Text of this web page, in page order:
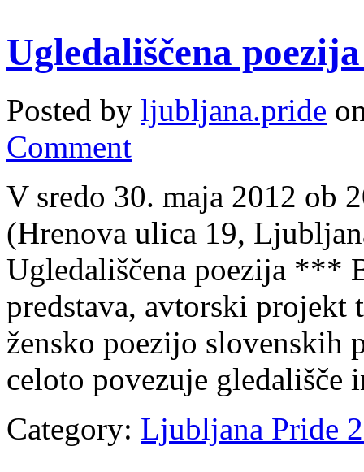
Ugledališčena
Posted by ljubljana.pride
Comment
V sredo 30. maja 2012 ob
(Hrenova ulica 19,
Ugledališčena poezija ***
predstava, avtorski projekt
žensko poezijo slovenskih
celoto povezuje
Category: Ljubljana Pride